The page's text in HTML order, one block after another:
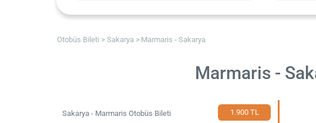
Otobüs Bileti Sakarya Marmaris - Sakarya
Marmaris -
Sakarya - Marmaris Otobüs Bileti 1.900 TL